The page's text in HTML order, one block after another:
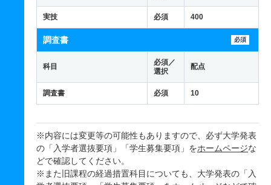
実技 必須 400
調査書 必須
科目
必須／
選択
配点
調査書 必須 10
※内容には変更等の可能性もありますので、必ず大学発表
の「入学者選抜要項」「学生募集要項」をホームページな
どで確認してください。
※また旧課程の経過措置科目についても、大学発表の「入